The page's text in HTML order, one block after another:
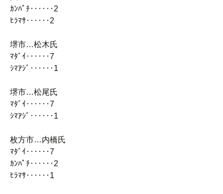
ｶﾝﾊﾟﾁ‥‥‥2
ﾋﾗﾏｻ‥‥‥2
堺市…松木氏
ﾏﾀﾞｲ‥‥‥7
ｼﾏｱｼﾞ‥‥‥1
堺市…松尾氏
ﾏﾀﾞｲ‥‥‥7
ｼﾏｱｼﾞ‥‥‥1
枚方市…内橋氏
ﾏﾀﾞｲ‥‥‥7
ｶﾝﾊﾟﾁ‥‥‥2
ﾋﾗﾏｻ‥‥‥1